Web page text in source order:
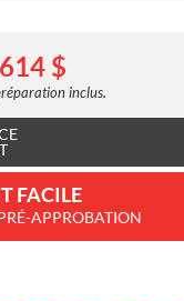
$
inclus.
FACILE
APPROBATION